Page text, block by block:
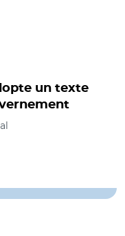
un texte